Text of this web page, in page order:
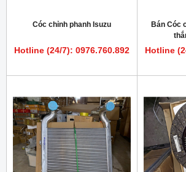
Cóc chỉnh phanh Isuzu
Hotline (24/7): 0976.760.892
Bán Cóc
Hotline